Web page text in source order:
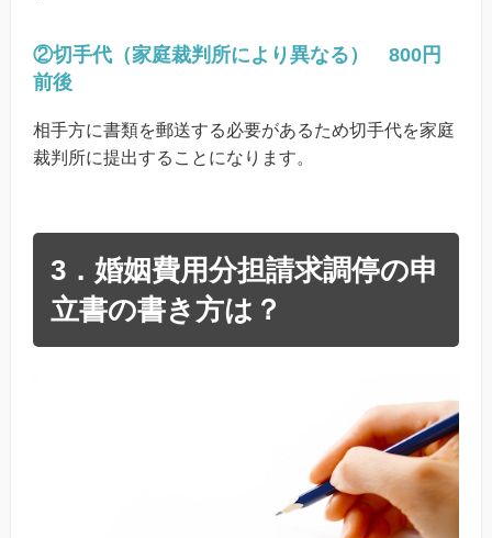
②切手代（家庭裁判所により異なる） 800円
前後
相手方に書類を郵送する必要があるため切手代を家庭
裁判所に提出することになります。
3．婚姻費用分担請求調停の申
立書の書き方は？